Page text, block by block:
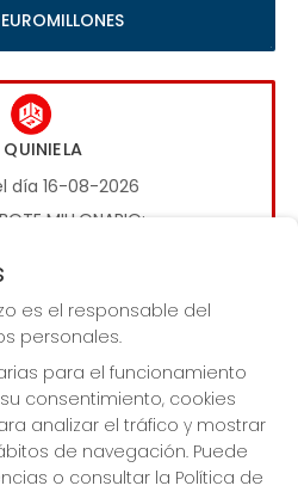
QUINIELA
día 16-08-2026
MILLONARIO:
LA QUINIELA
es el responsable del
personales.
para el funcionamiento
consentimiento, cookies
analizar el tráfico y mostrar
de navegación. Puede
o consultar la Política de